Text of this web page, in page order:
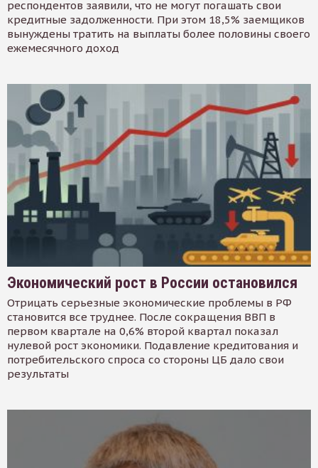
респондентов заявили, что не могут погашать свои
кредитные задолженности. При этом 18,5% заемщиков
вынуждены тратить на выплаты более половины своего
ежемесячного доход
Экономический рост в России остановился
Отрицать серьезные экономические проблемы в РФ
становится все труднее. После сокращения ВВП в
первом квартале на 0,6% второй квартал показал
нулевой рост экономики. Подавление кредитования и
потребительского спроса со стороны ЦБ дало свои
результаты